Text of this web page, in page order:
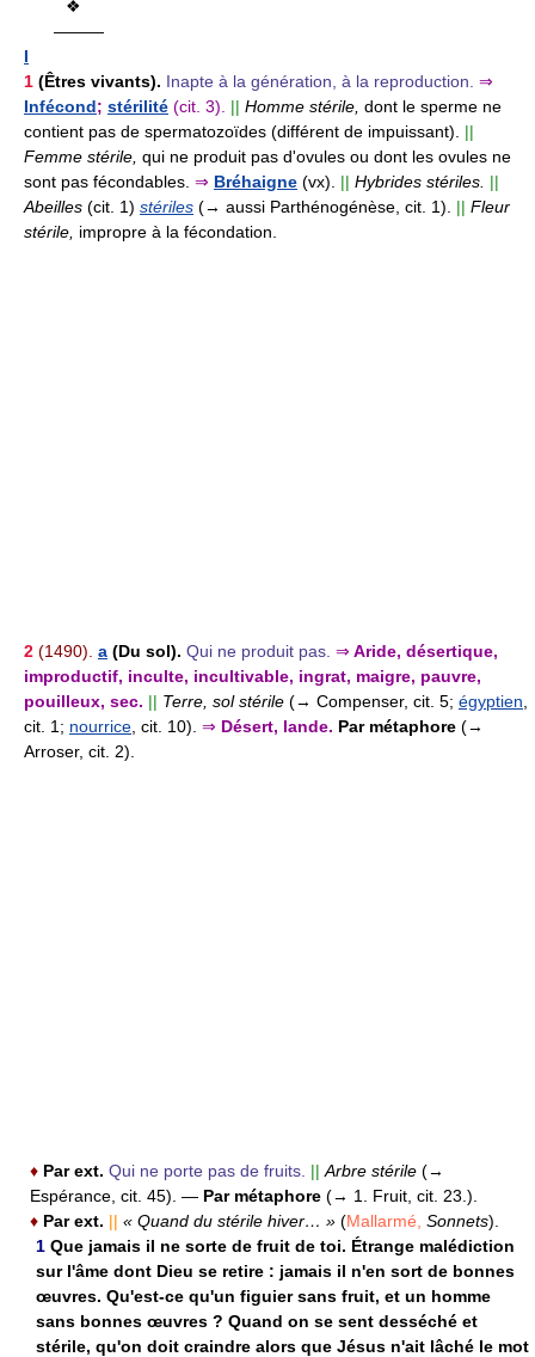
❖
———
I
1 (Êtres vivants). Inapte à la génération, à la reproduction. ⇒
Infécond; stérilité (cit. 3). || Homme stérile, dont le sperme ne
contient pas de spermatozoïdes (différent de impuissant).
||
Femme stérile, qui ne produit pas d'ovules ou dont les ovules ne
sont pas fécondables. ⇒ Bréhaigne (vx). || Hybrides stériles. ||
Abeilles (cit. 1) stériles (→ aussi Parthénogénèse, cit. 1). || Fleur
stérile, impropre à la fécondation.
2 (1490). a (Du sol). Qui ne produit pas. ⇒ Aride, désertique,
improductif, inculte, incultivable, ingrat, maigre, pauvre,
pouilleux, sec. || Terre, sol stérile (→ Compenser, cit. 5; égyptien
cit. 1; nourrice , cit. 10). ⇒ Désert, lande. Par métaphore (→
Arroser, cit. 2).
♦ Par ext. Qui ne porte pas de fruits. || Arbre stérile (→
Espérance, cit. 45). — Par métaphore (→ 1. Fruit, cit. 23.).
♦ Par ext. || « Quand du stérile hiver… » (Mallarmé, Sonnets).
1 Que jamais il ne sorte de fruit de toi. Étrange malédiction
sur l'âme dont Dieu se retire : jamais il n'en sort de bonnes
œuvres. Qu'est-ce qu'un figuier sans fruit, et un homme
sans bonnes œuvres ? Quand on se sent desséché et
stérile, qu'on doit craindre alors que Jésus n'ait lâché le mot